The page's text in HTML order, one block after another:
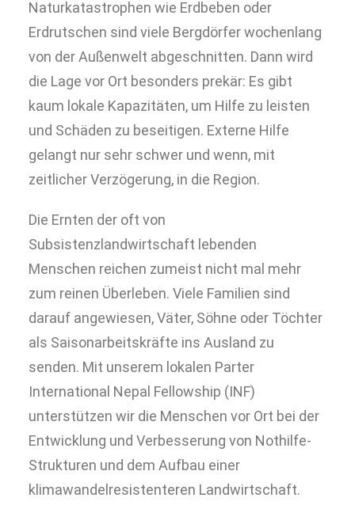
Naturkatastrophen wie Erdbeben oder
Erdrutschen sind viele Bergdörfer wochenlang
von der Außenwelt abgeschnitten. Dann wird
die Lage vor Ort besonders prekär: Es gibt
kaum lokale Kapazitäten, um Hilfe zu leisten
und Schäden zu beseitigen. Externe Hilfe
gelangt nur sehr schwer und wenn, mit
zeitlicher Verzögerung, in die Region.
Die Ernten der oft von
Subsistenzlandwirtschaft lebenden
Menschen reichen zumeist nicht mal mehr
zum reinen Überleben. Viele Familien sind
darauf angewiesen, Väter, Söhne oder Töchter
als Saisonarbeitskräfte ins Ausland zu
senden. Mit unserem lokalen Parter
International Nepal Fellowship (INF)
unterstützen wir die Menschen vor Ort bei der
Entwicklung und Verbesserung von Nothilfe-
Strukturen und dem Aufbau einer
klimawandelresistenteren Landwirtschaft.